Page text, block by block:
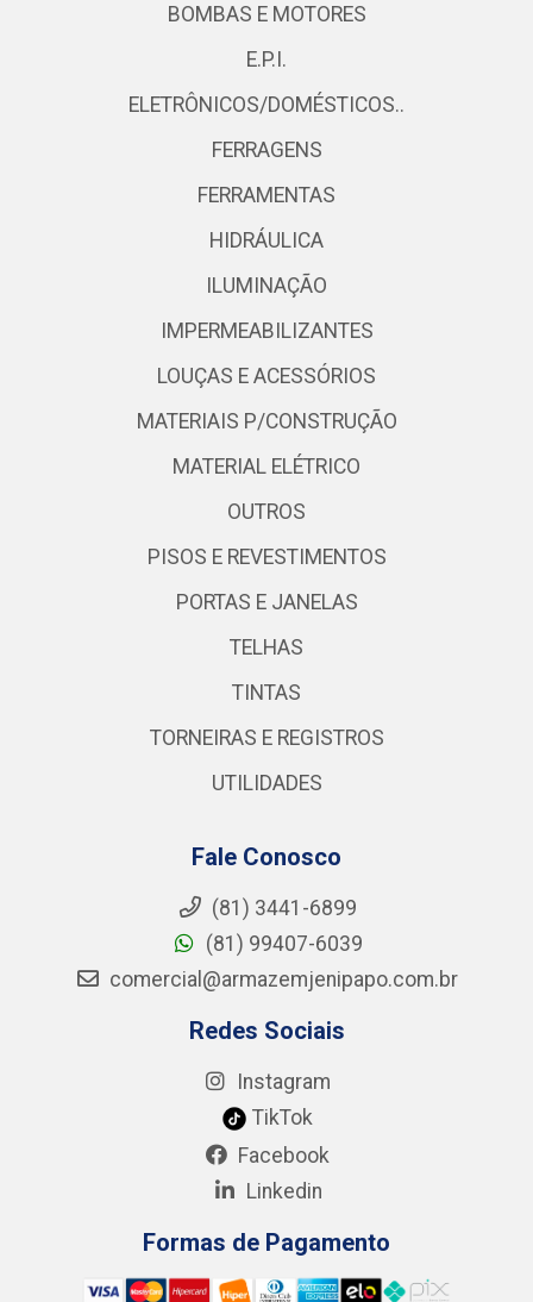
BOMBAS E MOTORES
E.P.I.
ELETRÔNICOS/DOMÉSTICOS..
FERRAGENS
FERRAMENTAS
HIDRÁULICA
ILUMINAÇÃO
IMPERMEABILIZANTES
LOUÇAS E ACESSÓRIOS
MATERIAIS P/CONSTRUÇÃO
MATERIAL ELÉTRICO
OUTROS
PISOS E REVESTIMENTOS
PORTAS E JANELAS
TELHAS
TINTAS
TORNEIRAS E REGISTROS
UTILIDADES
Fale Conosco
(81) 3441-6899
(81) 99407-6039
comercial@armazemjenipapo.com.br
Redes Sociais
Instagram
TikTok
Facebook
Linkedin
Formas de Pagamento